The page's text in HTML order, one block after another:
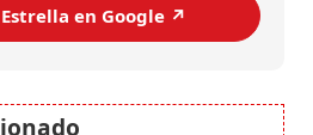
en Google ↗️